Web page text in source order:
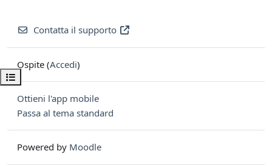
Apri indice del corso
Contatta il supporto
Ospite (Accedi)
Ottieni l'app mobile
Passa al tema standard
Powered by Moodle